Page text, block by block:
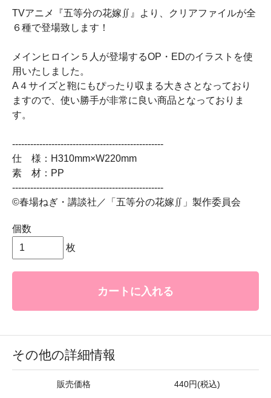
TVアニメ『五等分の花嫁∬』より、クリアファイルが全
６種で登場致します！
メインヒロイン５人が登場するOP・EDのイラストを使
用いたしました。
A４サイズと鞄にもぴったり収まる大きさとなっており
ますので、使い勝手が非常に良い商品となっておりま
す。
--------------------------------------------------
仕 様：H310mm×W220mm
素 材：PP
--------------------------------------------------
©春場ねぎ・講談社／「五等分の花嫁∬」製作委員会
個数
枚
カートに入れる
その他の詳細情報
販売価格 440円(税込)